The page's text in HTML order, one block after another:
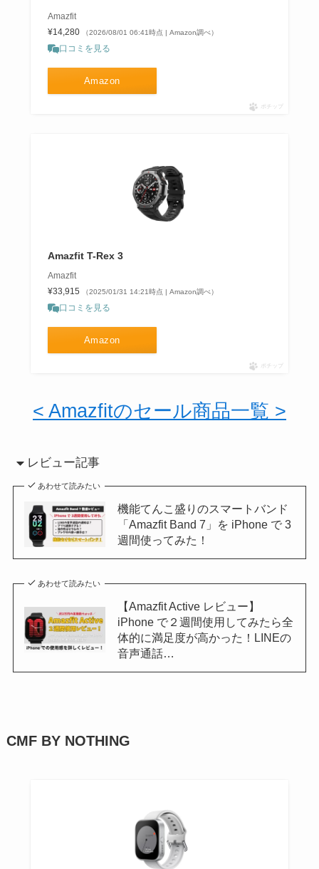
Amazfit
¥14,280
（2026/08/01 06:41時点 | Amazon調べ）
口コミを見る
Amazon
ポチップ
Amazfit T-Rex 3
Amazfit
¥33,915
（2025/01/31 14:21時点 | Amazon調べ）
口コミを見る
Amazon
ポチップ
< Amazfitのセール商品一覧 >
レビュー記事
あわせて読みたい
機能てんこ盛りのスマートバンド
「Amazfit Band 7」を iPhone で 3
週間使ってみた！
あわせて読みたい
【Amazfit Active レビュー】
iPhone で２週間使用してみたら全
体的に満足度が高かった！LINEの
音声通話…
CMF BY NOTHING